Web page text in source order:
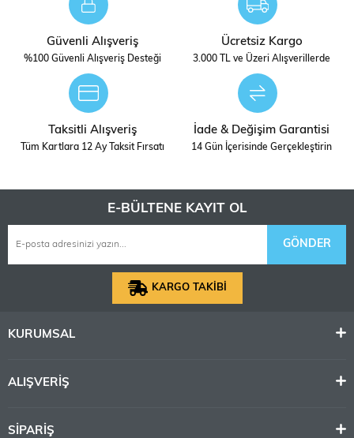
Güvenli Alışveriş
%100 Güvenli Alışveriş Desteği
Ücretsiz Kargo
3.000 TL ve Üzeri Alışverillerde
Taksitli Alışveriş
Tüm Kartlara 12 Ay Taksit Fırsatı
İade & Değişim Garantisi
14 Gün İçerisinde Gerçekleştirin
E-BÜLTENE KAYIT OL
GÖNDER
KARGO TAKİBİ
KURUMSAL
ALIŞVERİŞ
SİPARİŞ